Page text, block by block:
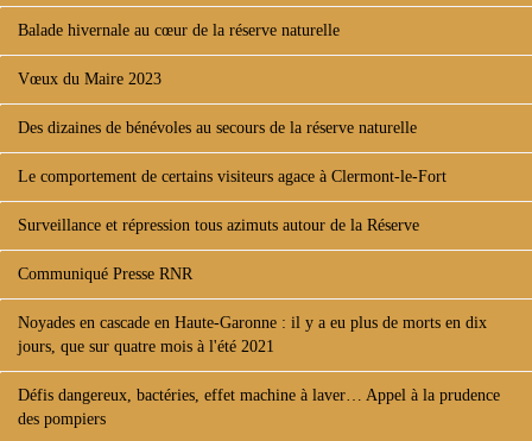
Balade hivernale au cœur de la réserve naturelle
Vœux du Maire 2023
Des dizaines de bénévoles au secours de la réserve naturelle
Le comportement de certains visiteurs agace à Clermont-le-Fort
Surveillance et répression tous azimuts autour de la Réserve
Communiqué Presse RNR
Noyades en cascade en Haute-Garonne : il y a eu plus de morts en dix
jours, que sur quatre mois à l'été 2021
Défis dangereux, bactéries, effet machine à laver… Appel à la prudence
des pompiers